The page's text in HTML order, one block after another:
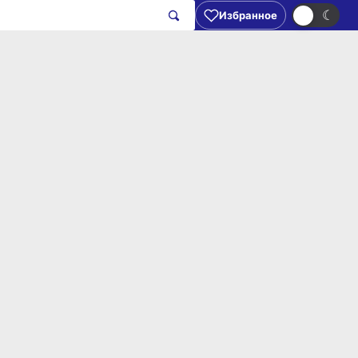
Избранное ☀ ☾